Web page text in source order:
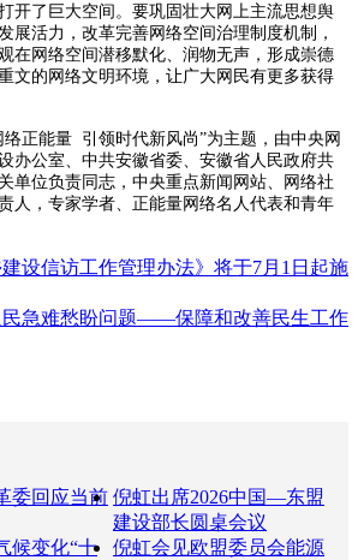
开了巨大空间。要巩固壮大网上主流思想舆
展活力，改革完善网络空间治理制度机制，
在网络空间潜移默化、润物无声，形成崇德
文的网络文明环境，让广大网民有更多获得
正能量 引领时代新风尚”为主题，由中央网
办公室、中共安徽省委、安徽省人民政府共
单位负责同志，中央重点新闻网站、网络社
人，专家学者、正能量网络名人代表和青年
建设信访工作管理办法》将于7月1日起施
民急难愁盼问题——保障和改善民生工作
委回应当前 倪虹出席2026中国—东盟
建设部长圆桌会议
候变化“十
倪虹会见欧盟委员会能源